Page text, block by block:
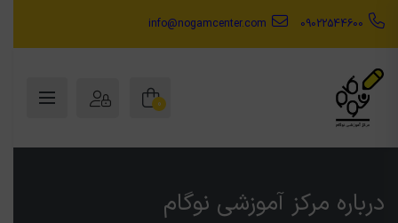
09022544600
info@nogamcenter.com
0
درباره مرکز آموزشی نوگام